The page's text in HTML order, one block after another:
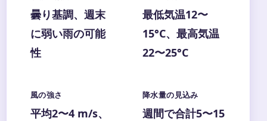
曇り基調、週末
に弱い雨の可能
性
最低気温12〜
15°C、最高気温
22〜25°C
風の強さ
平均2〜4 m/s、
降水量の見込み
週間で合計5〜15